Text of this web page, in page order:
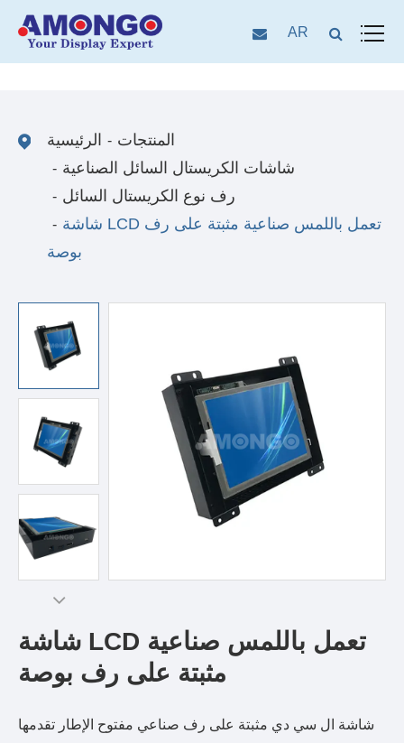
AR
الرئيسية
المنتجات
شاشات الكريستال السائل الصناعية
رف نوع الكريستال السائل
شاشة LCD تعمل باللمس صناعية مثبتة على رف
بوصة
شاشة LCD تعمل باللمس صناعية
مثبتة على رف بوصة
شاشة ال سي دي مثبتة على رف صناعي مفتوح الإطار تقدمها